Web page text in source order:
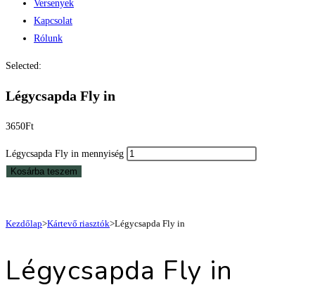
Versenyek
Kapcsolat
Rólunk
Selected:
Légycsapda Fly in
3650Ft
Légycsapda Fly in mennyiség
Kosárba teszem
Kezdőlap>Kártevő riasztók>Légycsapda Fly in
Légycsapda Fly in